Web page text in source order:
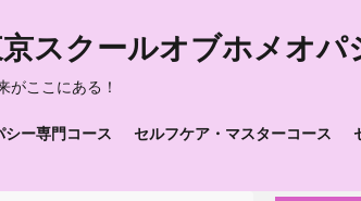
スクールオブホメオパ
がここにある！
シー専門コース セルフケア・マスターコース